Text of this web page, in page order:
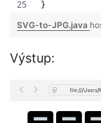
}
SVG-to-JPG.java
Výstup: